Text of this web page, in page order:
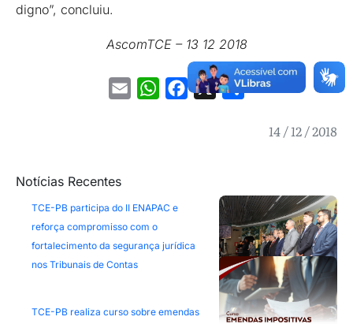
digno”, concluiu.
AscomTCE – 13 12 2018
Email WhatsApp
Facebook
X Share
14 / 12 / 2018
Notícias Recentes
TCE-PB participa do II ENAPAC e
reforça compromisso com o
fortalecimento da segurança jurídica
nos Tribunais de Contas
TCE-PB realiza curso sobre emendas